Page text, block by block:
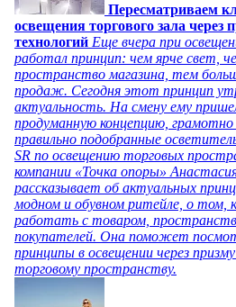
Пересматриваем
освещения торгового зала через
технологий Еще вчера при
работал принцип: чем ярче свет,
пространство магазина, тем
продаж. Сегодня этот принцип
актуальность. На смену ему
продуманную концепцию, грамотно
правильно подобранные
SR по освещению торговых
компании «Точка опоры»
рассказывает об актуальных
модном и обувном ритейле, о том,
работать с товаром,
покупателей. Она поможет
принципы в освещении через
торговому пространству.